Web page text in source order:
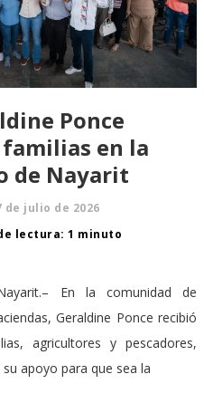
Ponce
en la
de Nayarit
de julio de 2026
lectura: 1 minuto
En la comunidad de
Geraldine Ponce recibió
agricultores y pescadores,
apoyo para que sea la